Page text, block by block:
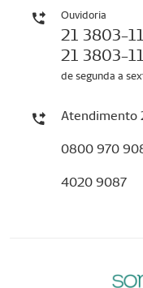
Ouvidoria
21 3803-
21 3803-
de segunda a
Atendimento
0800 970
4020 9087